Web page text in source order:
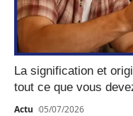
La signification et
tout ce que vous
Actu 05/07/2026